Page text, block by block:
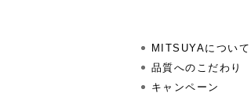
MITSUYAについて
品質へのこだわり
キャンペーン